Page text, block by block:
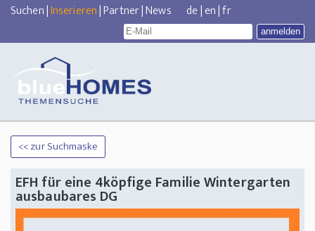
Suchen|Inserieren|Partner|News de|en|fr
<< zur Suchmaske
EFH für eine 4köpfige Familie Wintergarten
ausbaubares DG